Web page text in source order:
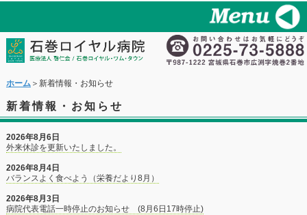
ホーム＞新着情報・お知らせ
新着情報・お知らせ
2026年8月6日
外来休診を更新いたしました。
2026年8月4日
バランスよく食べよう（栄養だより8月）
2026年8月3日
病院代表電話一時停止のお知らせ (8月6日17時停止)